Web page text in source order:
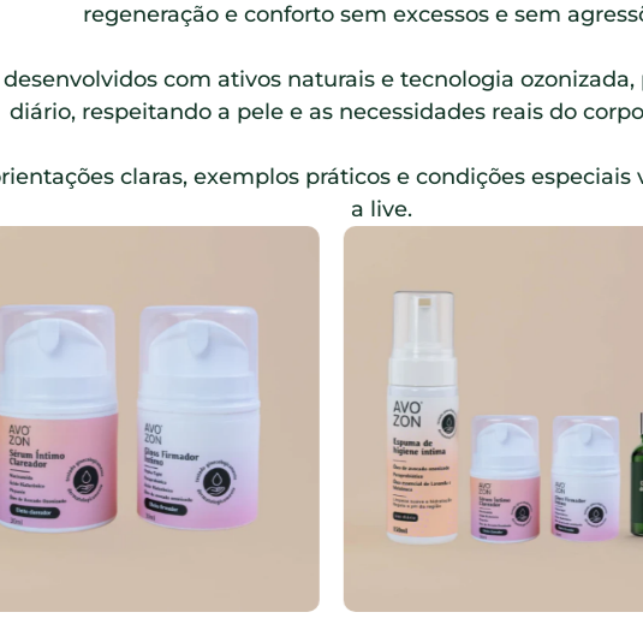
regeneração e conforto sem excessos e sem
com ativos naturais e tecnologia ozonizada,
diário, respeitando a pele e as necessidades reais do
claras, exemplos práticos e condições
a live.